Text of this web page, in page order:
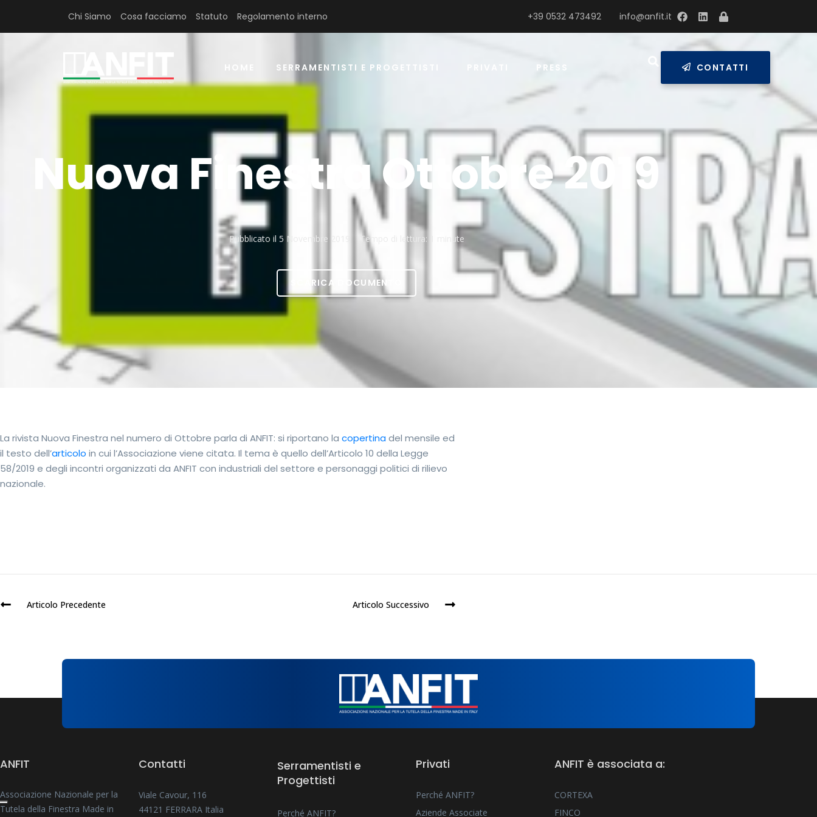
Chi Siamo Cosa facciamo Statuto Regolamento interno info@anfit.it
+39 0532 473492
SERRAMENTISTI E PROGETTISTI PRESS CONTATTI
Nuova Finestra Ottobre 2019
Pubblicato il 5 Novembre 2019 Tempo di lettura: 1 minute
SCARICA DOCUMENTO
La rivista Nuova Finestra nel numero di Ottobre parla di ANFIT: si riportano la copertinadel mensile ed
il testo dell’articolo in cui l’Associazione viene citata. Il tema è quello dell’Articolo 10 della Legge
58/2019 e degli incontri organizzati da ANFIT con industriali del settore e personaggi politici di rilievo
nazionale.
Articolo Precedente Articolo Successivo
ANFIT
Associazione Nazionale per la
Tutela della Finestra Made in
Contatti
Viale Cavour, 116
44121 FERRARA Italia
Serramentisti e
Progettisti
Perché ANFIT?
Privati
Perché ANFIT?
Aziende Associate
ANFIT è associata a:
CORTEXA
FINCO